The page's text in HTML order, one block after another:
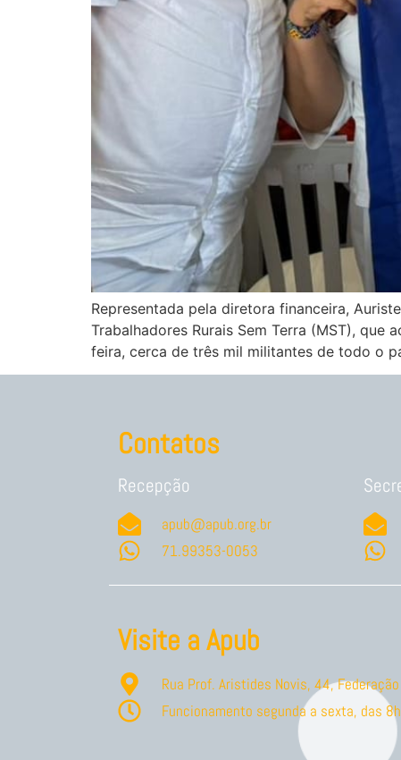
Representada pela diretora financeira,
Trabalhadores Rurais Sem Terra (MST),
feira, cerca de três mil militantes de todo o
Contatos
Recepção
apub@apub.org.br
71.99353-0053
Visite a Apub
Rua Prof. Aristides Novis, 44,
Funcionamento segunda a sexta, das